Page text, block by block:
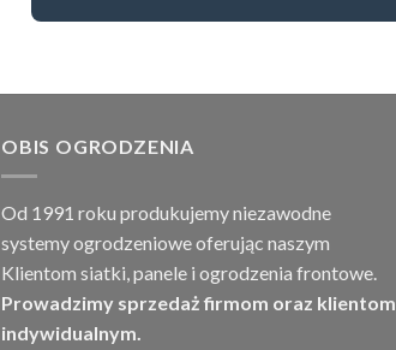
OBIS OGRODZENIA
Od 1991 roku produkujemy niezawodne
systemy ogrodzeniowe oferując naszym
Klientom siatki, panele i ogrodzenia frontowe.
Prowadzimy sprzedaż firmom oraz klientom
indywidualnym.